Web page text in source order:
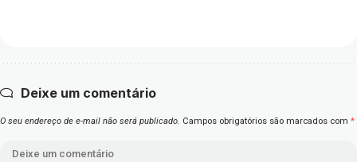
Deixe um comentário
O seu endereço de e-mail não será publicado. Campos obrigatórios são marcados com *